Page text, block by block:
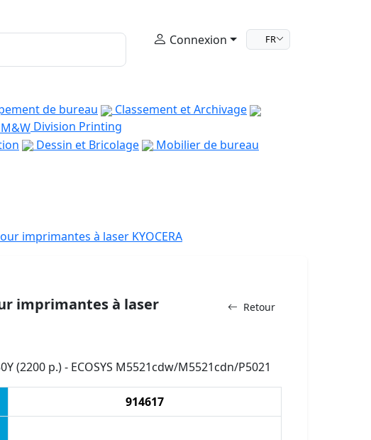
Connexion FR
de bureau
Classement et Archivage
Division Printing
Dessin et Bricolage
Mobilier de bureau
imprimantes à laser KYOCERA
Retour
imprimantes à laser
(2200 p.) - ECOSYS M5521cdw/M5521cdn/P5021
914617